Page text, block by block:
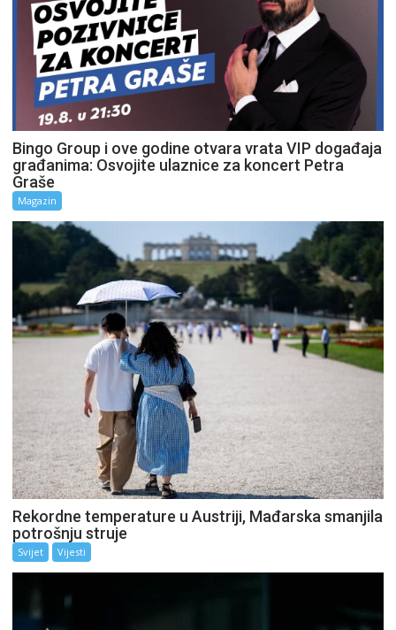
Bingo Group i ove godine otvara vrata VIP događaja
građanima: Osvojite ulaznice za koncert Petra
Graše
Magazin
Rekordne temperature u Austriji, Mađarska smanjila
potrošnju struje
Svijet Vijesti